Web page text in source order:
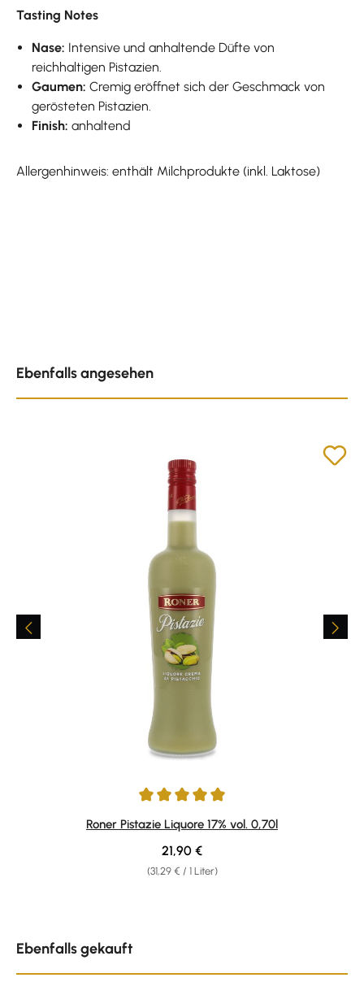
Tasting Notes
Nase: Intensive und anhaltende Düfte von
reichhaltigen Pistazien.
Gaumen:Cremig eröffnet sich der Geschmack von
gerösteten Pistazien.
Finish: anhaltend
Allergenhinweis: enthält Milchprodukte (inkl. Laktose)
Ebenfalls angesehen
Durchschnittliche Bewertung von 5 von 5 Sternen
Roner Pistazie Liquore 17% vol. 0,70l
(31,29 € / 1 Liter)
Regulärer Preis:
21,90 €
Ebenfalls gekauft